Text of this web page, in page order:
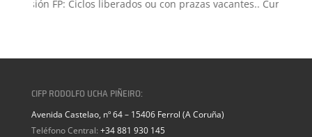
FP: Ciclos liberados ou con prazas vacantes.. Curso 2026-
CIFP RODOLFO UCHA PIÑEIRO:
Avenida Castelao, nº 64 – 15406 Ferrol (A Coruña)
Teléfono Central: +34 881 930 145